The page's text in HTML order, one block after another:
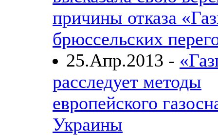
причины отказа
брюссельских
25.Апр.2013 -
расследует методы
европейского
Украины